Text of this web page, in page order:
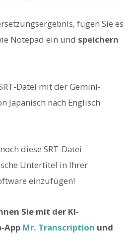
fügen Sie es
Notepad ein und speichern
Datei mit der Gemini-
Japanisch nach Englisch
diese SRT-Datei
Untertitel in Ihrer
einzufügen!
Sie mit der KI-
App Mr. Transcription und